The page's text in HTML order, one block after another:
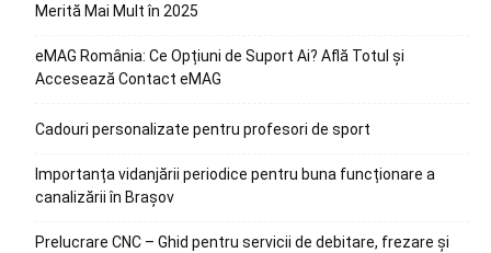
Merită Mai Mult în 2025
eMAG România: Ce Opțiuni de Suport Ai? Află Totul și
Accesează Contact eMAG
Cadouri personalizate pentru profesori de sport
Importanța vidanjării periodice pentru buna funcționare a
canalizării în Brașov
Prelucrare CNC – Ghid pentru servicii de debitare, frezare și